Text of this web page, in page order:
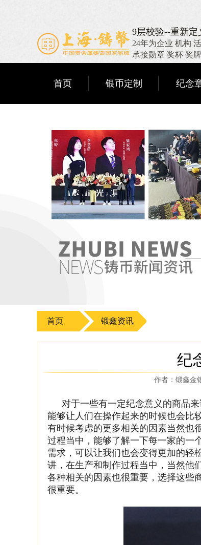
9层校验--重新
24年为企业 机构
承接勋章 奖杯 奖
首页 银币定制 纪念
首页 锻鑫资讯
纪
作者： 锻鑫金
对于一些有一定纪念意义的商品
能够让人们在操作起来的时候也会比
有时候考虑的更多相关的因素当然也
过程当中，能够了解一下每一家的一
需求，可以让我们也会变得更加的轻
讲，在生产和制作过程当中，当然他
各种相关的因素也很重要，选择这些
很重要。